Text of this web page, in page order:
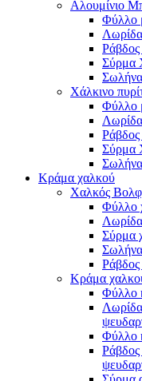
Αλουμίνιο
Φύλλο
Σύρμα
Χάλκινο
Φύλλο
Λωρίδα
Ράβδος
Σύρμα
Κράμα χαλκού
Χαλκός
Φύλλο
Σύρμα
Κράμα
Φύλλο
Φύλλο
Ράβδος